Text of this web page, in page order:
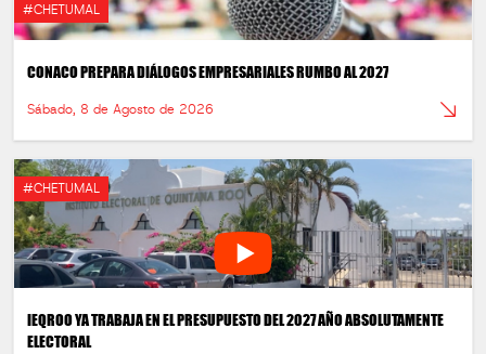
#CHETUMAL
CONACO PREPARA DIÁLOGOS EMPRESARIALES RUMBO AL 2027
Sábado, 8 de Agosto de 2026
#CHETUMAL
IEQROO YA TRABAJA EN EL PRESUPUESTO DEL 2027 AÑO ABSOLUTAMENTE
ELECTORAL